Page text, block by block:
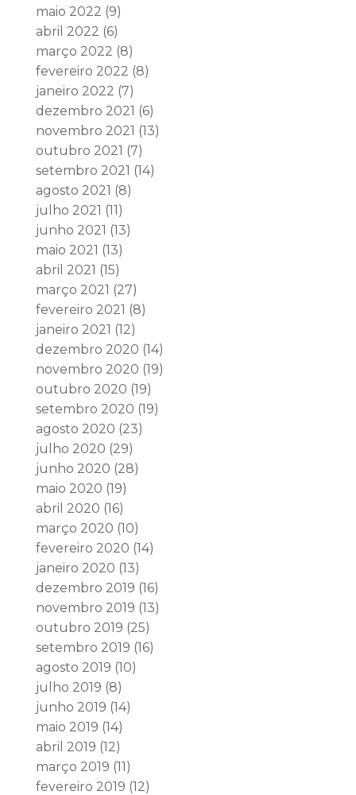
maio 2022 (9)
abril 2022 (6)
março 2022 (8)
fevereiro 2022 (8)
janeiro 2022 (7)
dezembro 2021 (6)
novembro 2021 (13)
outubro 2021 (7)
setembro 2021 (14)
agosto 2021 (8)
julho 2021 (11)
junho 2021 (13)
maio 2021 (13)
abril 2021 (15)
março 2021 (27)
fevereiro 2021 (8)
janeiro 2021 (12)
dezembro 2020 (14)
novembro 2020 (19)
outubro 2020 (19)
setembro 2020 (19)
agosto 2020 (23)
julho 2020 (29)
junho 2020 (28)
maio 2020 (19)
abril 2020 (16)
março 2020 (10)
fevereiro 2020 (14)
janeiro 2020 (13)
dezembro 2019 (16)
novembro 2019 (13)
outubro 2019 (25)
setembro 2019 (16)
agosto 2019 (10)
julho 2019 (8)
junho 2019 (14)
maio 2019 (14)
abril 2019 (12)
março 2019 (11)
fevereiro 2019 (12)